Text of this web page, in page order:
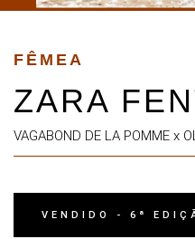
FÊMEA
ZARA
VAGABOND DE LA POMME x
VENDIDO - 6ª